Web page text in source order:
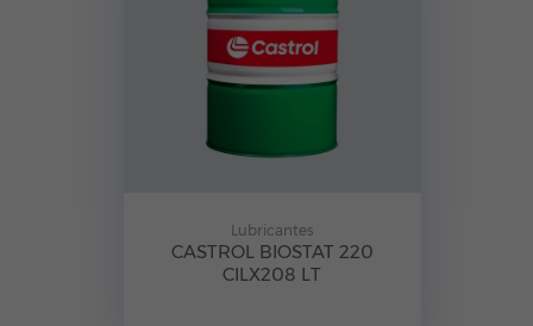
Lubricantes
CASTROL BIOSTAT 220
CILX208 LT